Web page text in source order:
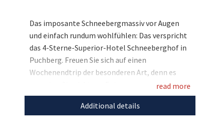
Das imposante Schneebergmassiv vor Augen
und einfach rundum wohlfühlen: Das verspricht
das 4-Sterne-Superior-Hotel Schneeberghof in
Puchberg. Freuen Sie sich auf einen
Wochenendtrip der besonderen Art, denn es
erwarten Sie nicht nur Entspannung und
kulinarische Highlights, sondern auch ganz
besondere Klänge: der Operettengesang von
read more
Additional details